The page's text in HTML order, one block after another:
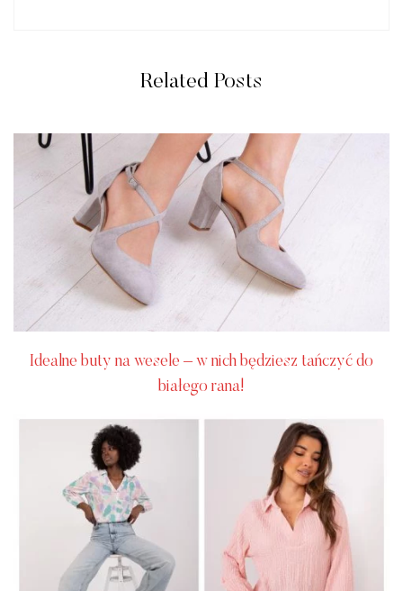
Related Posts
Idealne buty na wesele – w nich będziesz tańczyć do
białego rana!